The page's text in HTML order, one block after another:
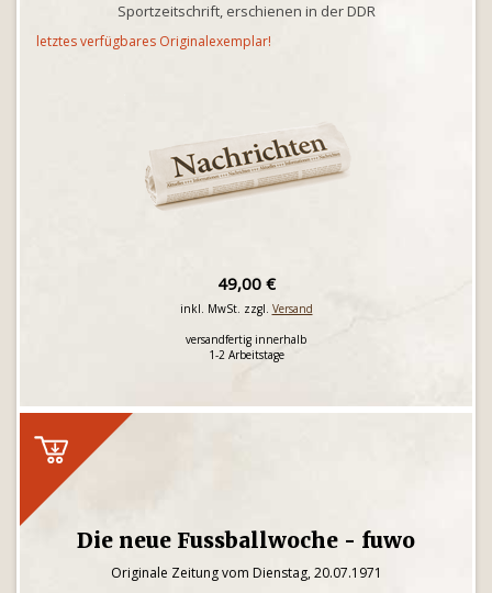
Sportzeitschrift, erschienen in der DDR
letztes verfügbares Originalexemplar!
49,00 €
inkl. MwSt. zzgl. Versand
versandfertig innerhalb
1-2 Arbeitstage
Die neue Fussballwoche - fuwo
Originale Zeitung vom Dienstag, 20.07.1971